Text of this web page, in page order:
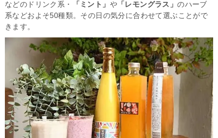
などのドリンク系・
「ミント」 や 「レモングラス」のハーブ
系などおよそ50種類。その日の気分に合わせて選ぶことがで
きます。